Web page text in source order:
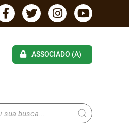
ASSOCIADO (A)